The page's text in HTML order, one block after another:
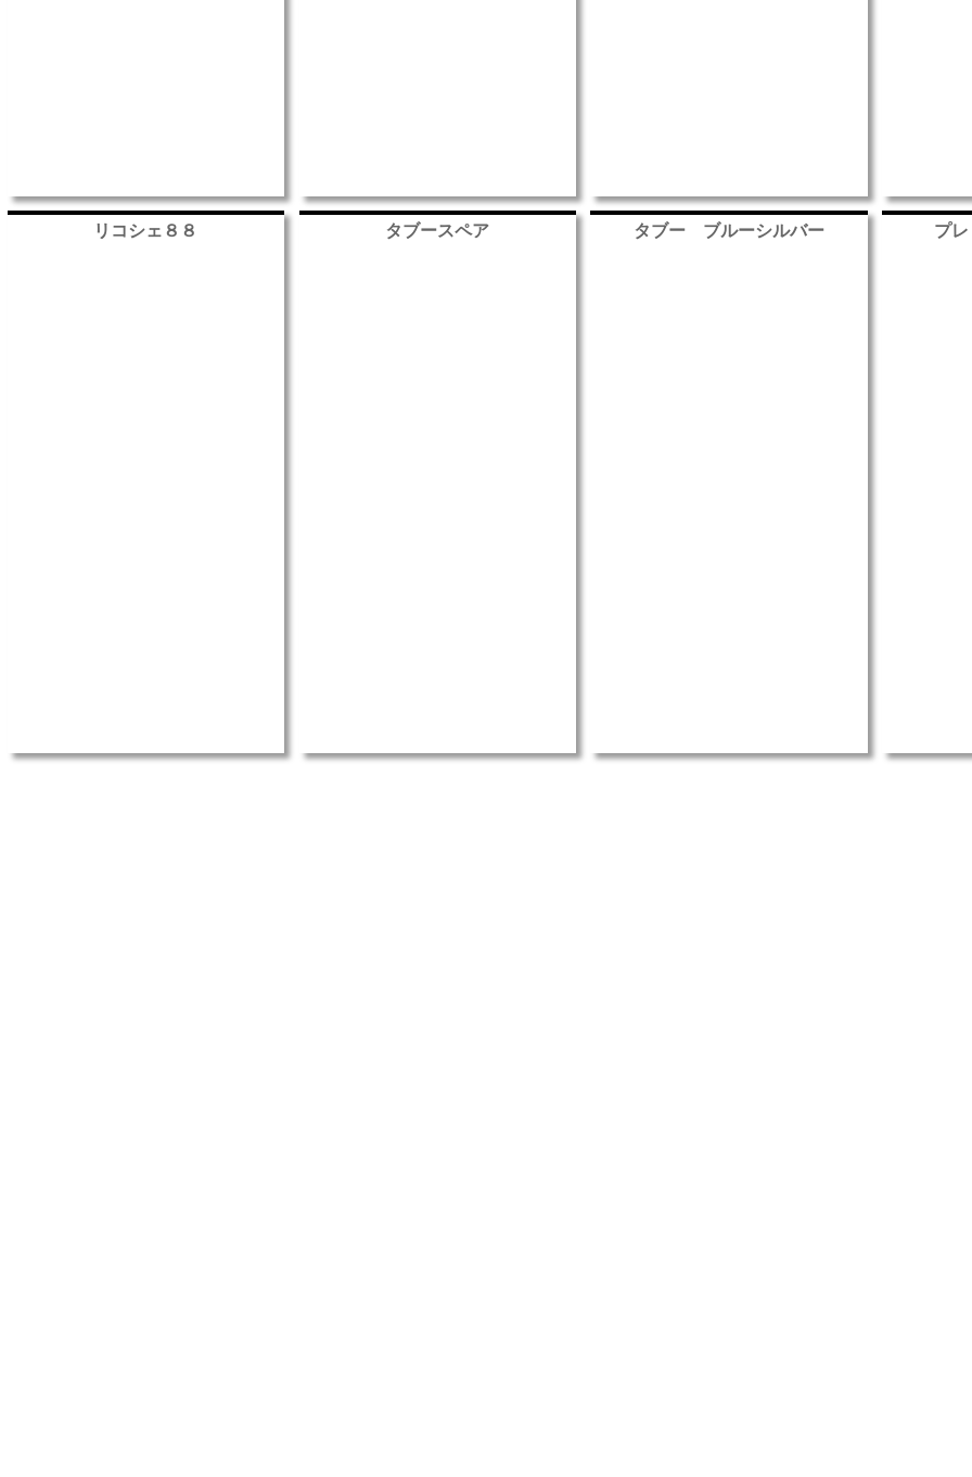
リコシェ８８ タブースペア タブー ブルーシルバー プ